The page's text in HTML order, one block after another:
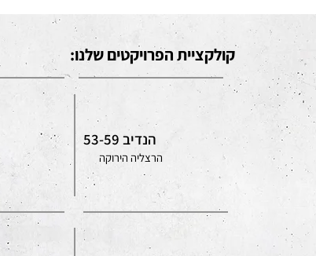
הרצליה הירוקה
הנדיב 53-59
קולקציית הפרויקטים שלנו: